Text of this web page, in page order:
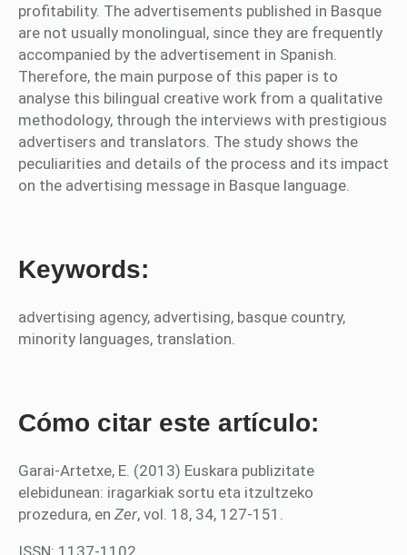
profitability. The advertisements published in Basque
are not usually monolingual, since they are frequently
accompanied by the advertisement in Spanish.
Therefore, the main purpose of this paper is to
analyse this bilingual creative work from a qualitative
methodology, through the interviews with prestigious
advertisers and translators. The study shows the
peculiarities and details of the process and its impact
on the advertising message in Basque language.
Keywords:
advertising agency, advertising, basque country,
minority languages, translation.
Cómo citar este artículo:
Garai-Artetxe, E. (2013) Euskara publizitate
elebidunean: iragarkiak sortu eta itzultzeko
prozedura, en Zer, vol. 18, 34, 127-151.
ISSN: 1137-1102